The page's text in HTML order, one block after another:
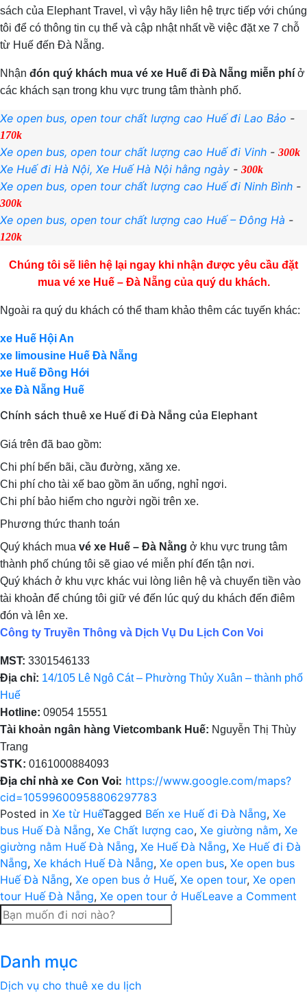
sách của Elephant Travel, vì vậy hãy liên hệ trực tiếp với chúng
tôi để có thông tin cụ thể và cập nhật nhất về việc đặt xe 7 chỗ
từ Huế đến Đà Nẵng.
Nhận đón quý khách mua vé xe Huế đi Đà Nẵng miễn phí ở
các khách sạn trong khu vực trung tâm thành phố.
Xe open bus, open tour chất lượng cao Huế đi Lao Bảo -
170k
Xe open bus, open tour chất lượng cao Huế đi Vinh - 300k
Xe Huế đi Hà Nội, Xe Huế Hà Nội hằng ngày - 300k
Xe open bus, open tour chất lượng cao Huế đi Ninh Bình -
300k
Xe open bus, open tour chất lượng cao Huế – Đông Hà -
120k
Chúng tôi sẽ liên hệ lại ngay khi nhận được yêu cầu đặt
mua vé xe Huế – Đà Nẵng của quý du khách.
Ngoài ra quý du khách có thể tham khảo thêm các tuyến khác:
xe Huế Hội An
xe limousine Huế Đà Nẵng
xe Huế Đồng Hới
xe Đà Nẵng Huế
Chính sách thuê xe Huế đi Đà Nẵng của Elephant
Giá trên đã bao gồm:
Chi phí bến bãi, cầu đường, xăng xe.
Chi phí cho tài xế bao gồm ăn uống, nghỉ ngơi.
Chi phí bảo hiểm cho người ngồi trên xe.
Phương thức thanh toán
Quý khách mua vé xe Huế – Đà Nằng ở khu vực trung tâm
thành phố chúng tôi sẽ giao vé miễn phí đến tận nơi.
Quý khách ở khu vực khác vui lòng liên hệ và chuyển tiền vào
tài khoản để chúng tôi giữ vé đến lúc quý du khách đến điêm
đón và lên xe.
Công ty Truyền Thông và Dịch Vụ Du Lịch Con Voi
MST: 3301546133
Địa chỉ: 14/105 Lê Ngô Cát – Phường Thủy Xuân – thành phố
Huế
Hotline: 09054 15551
Tài khoản ngân hàng Vietcombank Huế: Nguyễn Thị Thùy
Trang
STK: 0161000884093
Địa chỉ nhà xe Con Voi: https://www.google.com/maps?
cid=10599600958806297783
Posted in Xe từ HuếTagged Bến xe Huế đi Đà Nẵng, Xe
bus Huế Đà Nẵng, Xe Chất lượng cao, Xe giường nằm, Xe
giường nằm Huế Đà Nẵng, Xe Huế Đà Nẵng, Xe Huế đi Đà
Nẵng, Xe khách Huế Đà Nẵng, Xe open bus, Xe open bus
Huế Đà Nẵng, Xe open bus ở Huế, Xe open tour, Xe open
tour Huế Đà Nẵng, Xe open tour ở HuếLeave a Comment
Danh mục
Dịch vụ cho thuê xe du lịch